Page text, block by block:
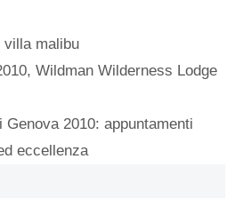
villa malibu
Wildman Wilderness Lodge
Genova 2010: appuntamenti
eccellenza